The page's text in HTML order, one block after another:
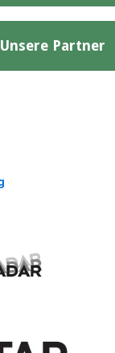
Unsere Partner